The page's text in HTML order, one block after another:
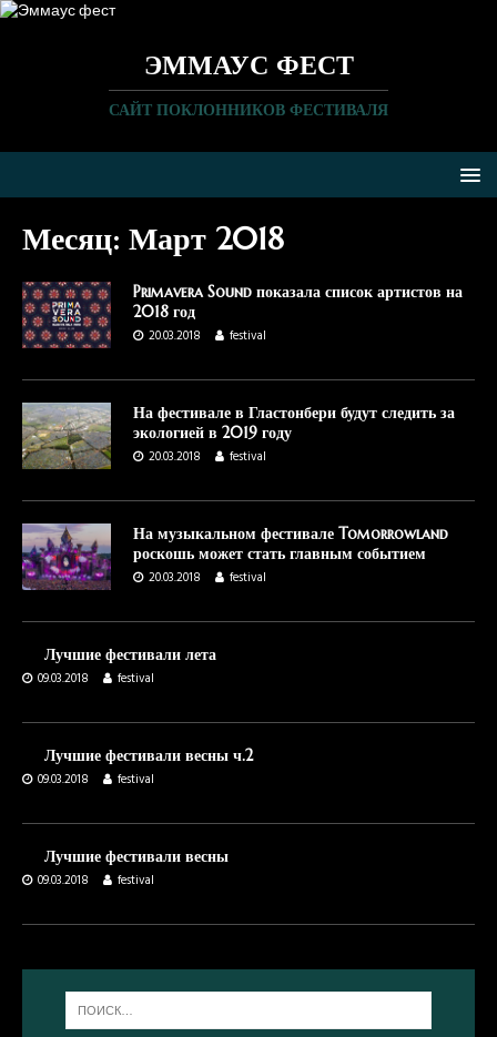
ЭММАУС ФЕСТ
САЙТ ПОКЛОННИКОВ ФЕСТИВАЛЯ
Месяц: Март 2018
Primavera Sound показала список артистов на
2018 год
20.03.2018
festival
На фестивале в Гластонбери будут следить за
экологией в 2019 году
20.03.2018
festival
На музыкальном фестивале Tomorrowland
роскошь может стать главным событием
20.03.2018
festival
Лучшие фестивали лета
09.03.2018
festival
Лучшие фестивали весны ч.2
09.03.2018
festival
Лучшие фестивали весны
09.03.2018
festival